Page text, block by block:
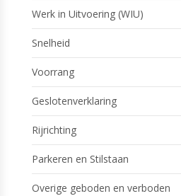
Werk in Uitvoering (WIU)
Snelheid
Voorrang
Geslotenverklaring
Rijrichting
Parkeren en Stilstaan
Overige geboden en verboden